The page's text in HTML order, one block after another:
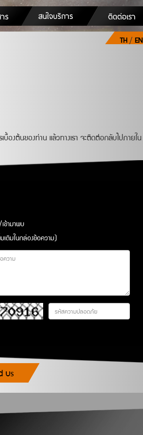
TH/EN
องต้นของท่าน แล้วทางเรา จะติดต่อกลับไปภายใน
ข้ามาพบ
เติมในกล่องข้อความ)